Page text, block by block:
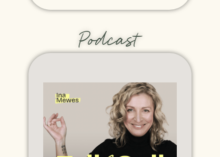
Podcast